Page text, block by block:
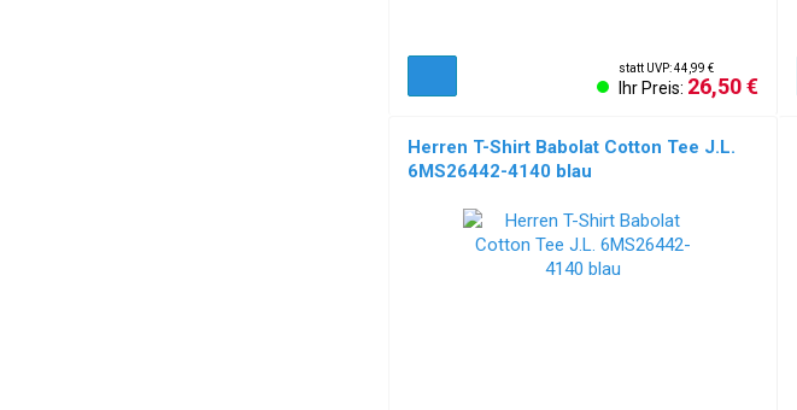
statt UVP: 44,99 €
Ihr Preis: 26,50 €
Herren T-Shirt Babolat Cotton Tee J.L.
6MS26442-4140 blau